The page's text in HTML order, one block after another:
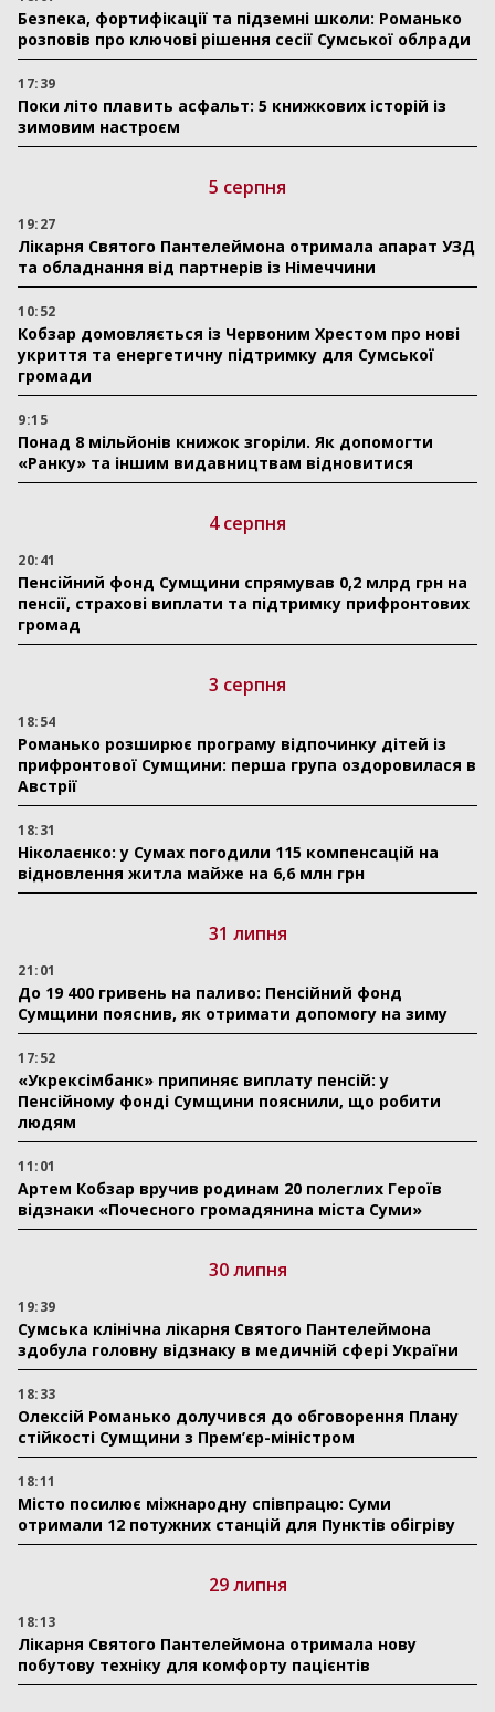
Безпека, фортифікації та підземні школи: Романько
розповів про ключові рішення сесії Сумської облради
17:39
Поки літо плавить асфальт: 5 книжкових історій із
зимовим настроєм
5 серпня
19:27
Лікарня Святого Пантелеймона отримала апарат УЗД
та обладнання від партнерів із Німеччини
10:52
Кобзар домовляється із Червоним Хрестом про нові
укриття та енергетичну підтримку для Сумської
громади
9:15
Понад 8 мільйонів книжок згоріли. Як допомогти
«Ранку» та іншим видавництвам відновитися
4 серпня
20:41
Пенсійний фонд Сумщини спрямував 0,2 млрд грн на
пенсії, страхові виплати та підтримку прифронтових
громад
3 серпня
18:54
Романько розширює програму відпочинку дітей із
прифронтової Сумщини: перша група оздоровилася в
Австрії
18:31
Ніколаєнко: у Сумах погодили 115 компенсацій на
відновлення житла майже на 6,6 млн грн
31 липня
21:01
До 19 400 гривень на паливо: Пенсійний фонд
Сумщини пояснив, як отримати допомогу на зиму
17:52
«Укрексімбанк» припиняє виплату пенсій: у
Пенсійному фонді Сумщини пояснили, що робити
людям
11:01
Артем Кобзар вручив родинам 20 полеглих Героїв
відзнаки «Почесного громадянина міста Суми»
30 липня
19:39
Сумська клінічна лікарня Святого Пантелеймона
здобула головну відзнаку в медичній сфері України
18:33
Олексій Романько долучився до обговорення Плану
стійкості Сумщини з Прем’єр-міністром
18:11
Місто посилює міжнародну співпрацю: Суми
отримали 12 потужних станцій для Пунктів обігріву
29 липня
18:13
Лікарня Святого Пантелеймона отримала нову
побутову техніку для комфорту пацієнтів